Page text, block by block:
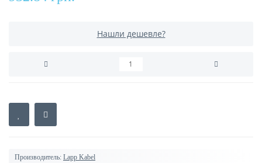
Нашли дешевле?
Производитель: Lapp Kabel